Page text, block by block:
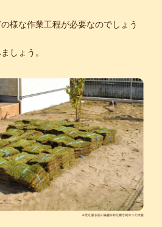
様な作業工程が必要なのでしょう
しょう。